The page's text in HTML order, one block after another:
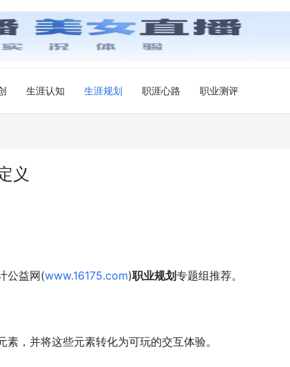
生涯认知 生涯规划 职涯心路 职业测评
义
公益网(www.16175.com)职业规划专题组推荐。
，并将这些元素转化为可玩的交互体验。